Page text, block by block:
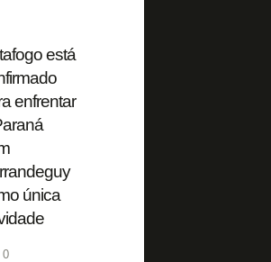
está
enfrentar
única
0